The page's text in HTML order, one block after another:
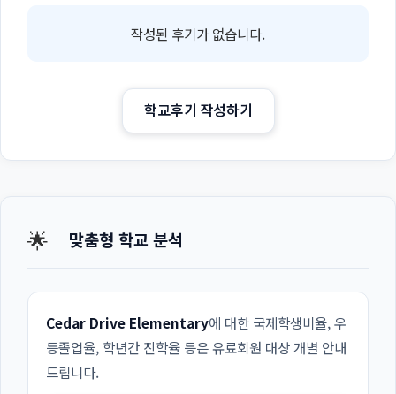
작성된 후기가 없습니다.
학교후기 작성하기
🌟 맞춤형 학교 분석
Cedar Drive Elementary에 대한 국제학생비율, 우
등졸업율, 학년간 진학율 등은 유료회원 대상 개별 안내
드립니다.